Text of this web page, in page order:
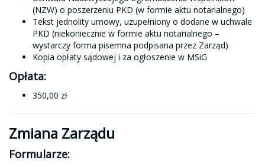
(NZW) o poszerzeniu PKD (w formie aktu notarialnego)
Tekst jednolity umowy, uzupełniony o dodane w uchwale
PKD (niekoniecznie w formie aktu notarialnego –
wystarczy forma pisemna podpisana przez Zarząd)
Kopia opłaty sądowej i za ogłoszenie w MSiG
Opłata:
350,00 zł
Zmiana Zarządu
Formularze: